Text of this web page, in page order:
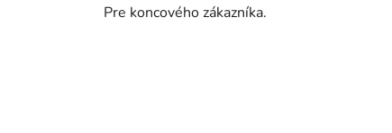
Pre koncového zákazníka.